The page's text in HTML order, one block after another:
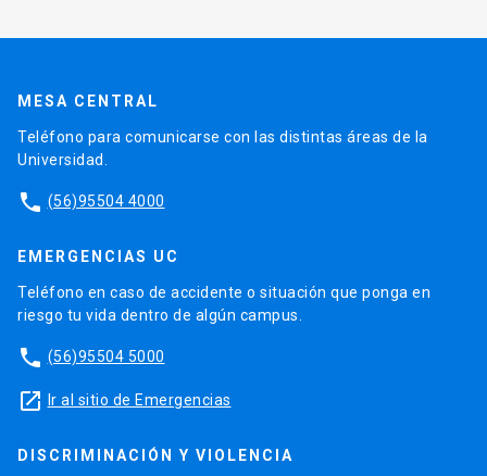
MESA CENTRAL
Teléfono para comunicarse con las distintas áreas de la
Universidad.
phone (56)95504 4000
EMERGENCIAS UC
Teléfono en caso de accidente o situación que ponga en
riesgo tu vida dentro de algún campus.
phone (56)95504 5000
launch Ir al sitio de Emergencias
DISCRIMINACIÓN Y VIOLENCIA